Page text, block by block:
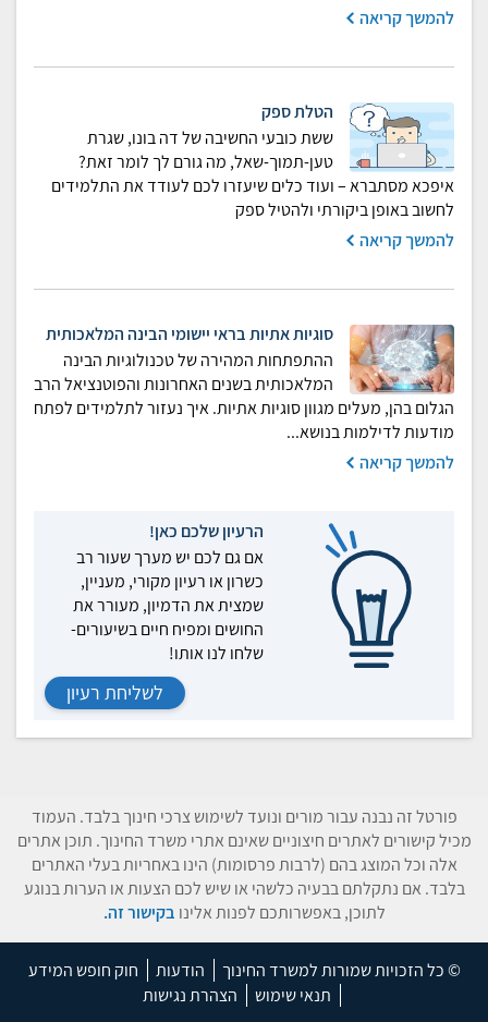
להמשך קריאה
הטלת ספק
ששת כובעי החשיבה של דה בונו, שגרת
טען-תמוך-שאל, מה גורם לך לומר זאת?
איפכא מסתברא – ועוד כלים שיעזרו לכם לעודד את התלמידים
לחשוב באופן ביקורתי ולהטיל ספק
להמשך קריאה
סוגיות אתיות בראי יישומי הבינה המלאכותית
ההתפתחות המהירה של טכנולוגיות הבינה
המלאכותית בשנים האחרונות והפוטנציאל הרב
הגלום בהן, מעלים מגוון סוגיות אתיות. איך נעזור לתלמידים לפתח
מודעות לדילמות בנושא...
להמשך קריאה
הרעיון שלכם כאן!
אם גם לכם יש מערך שעור רב
כשרון או רעיון מקורי, מעניין,
שמצית את הדמיון, מעורר את
החושים ומפיח חיים בשיעורים-
שלחו לנו אותו!
לשליחת רעיון
פורטל זה נבנה עבור מורים ונועד לשימוש צרכי חינוך בלבד. העמוד
מכיל קישורים לאתרים חיצוניים שאינם אתרי משרד החינוך. תוכן אתרים
אלה וכל המוצג בהם (לרבות פרסומות) הינו באחריות בעלי האתרים
בלבד. אם נתקלתם בבעיה כלשהי או שיש לכם הצעות או הערות בנוגע
לתוכן, באפשרותכם לפנות אלינו בקישור זה.
© כל הזכויות שמורות למשרד החינוך הודעות
חוק חופש המידע
תנאי שימוש
הצהרת נגישות